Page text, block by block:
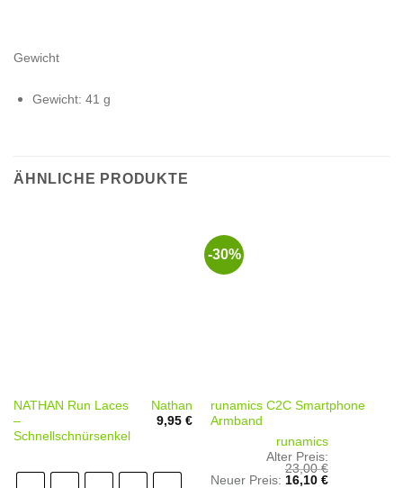
Gewicht
Gewicht: 41 g
ÄHNLICHE PRODUKTE
NATHAN Run Laces
–
Schnellschnürsenkel
Nathan
9,95€
-30%
runamics C2C Smartphone
Armband
runamics
Alter Preis:
23,00€
Ursprünglicher
Neuer Preis: 16,10 €Aktueller